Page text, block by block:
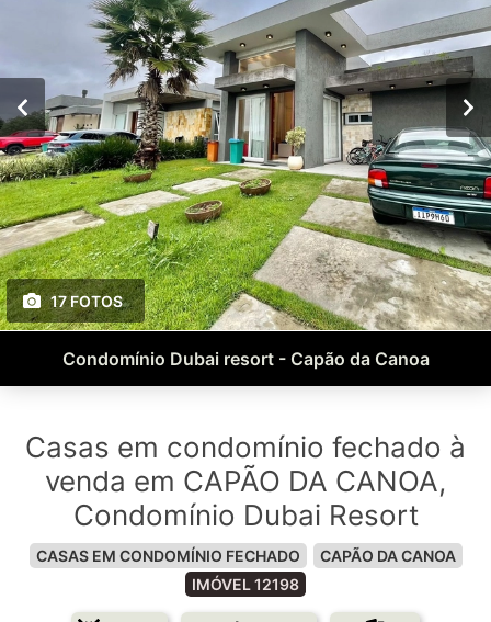
17 FOTOS
Condomínio Dubai resort - Capão da Canoa
Casas em condomínio fechado à
venda em CAPÃO DA CANOA,
Condomínio Dubai Resort
CASAS EM CONDOMÍNIO FECHADO
CAPÃO DA CANOA
IMÓVEL 12198